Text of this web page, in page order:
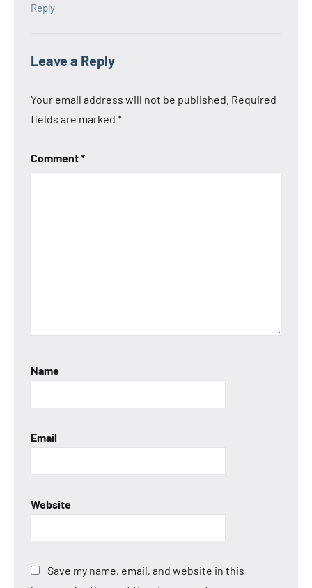
Reply
Leave a Reply
Your email address will not be published. Required
fields are marked *
Comment*
Name
Email
Website
Save my name, email, and website in this